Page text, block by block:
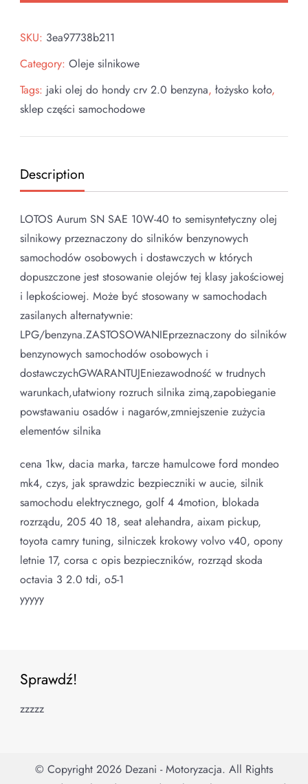
SKU: 3ea97738b211
Category: Oleje silnikowe
Tags: jaki olej do hondy crv 2.0 benzyna, łożysko koło,
sklep części samochodowe
Description
LOTOS Aurum SN SAE 10W-40 to semisyntetyczny olej
silnikowy przeznaczony do silników benzynowych
samochodów osobowych i dostawczych w których
dopuszczone jest stosowanie olejów tej klasy jakościowej
i lepkościowej. Może być stosowany w samochodach
zasilanych alternatywnie:
LPG/benzyna.ZASTOSOWANIEprzeznaczony do silników
benzynowych samochodów osobowych i
dostawczychGWARANTUJEniezawodność w trudnych
warunkach,ułatwiony rozruch silnika zimą,zapobieganie
powstawaniu osadów i nagarów,zmniejszenie zużycia
elementów silnika
cena 1kw, dacia marka, tarcze hamulcowe ford mondeo
mk4, czys, jak sprawdzic bezpieczniki w aucie, silnik
samochodu elektrycznego, golf 4 4motion, blokada
rozrządu, 205 40 18, seat alehandra, aixam pickup,
toyota camry tuning, silniczek krokowy volvo v40, opony
letnie 17, corsa c opis bezpieczników, rozrząd skoda
octavia 3 2.0 tdi, o5-1
yyyyy
Sprawdź!
zzzzz
© Copyright 2026 Dezani - Motoryzacja. All Rights